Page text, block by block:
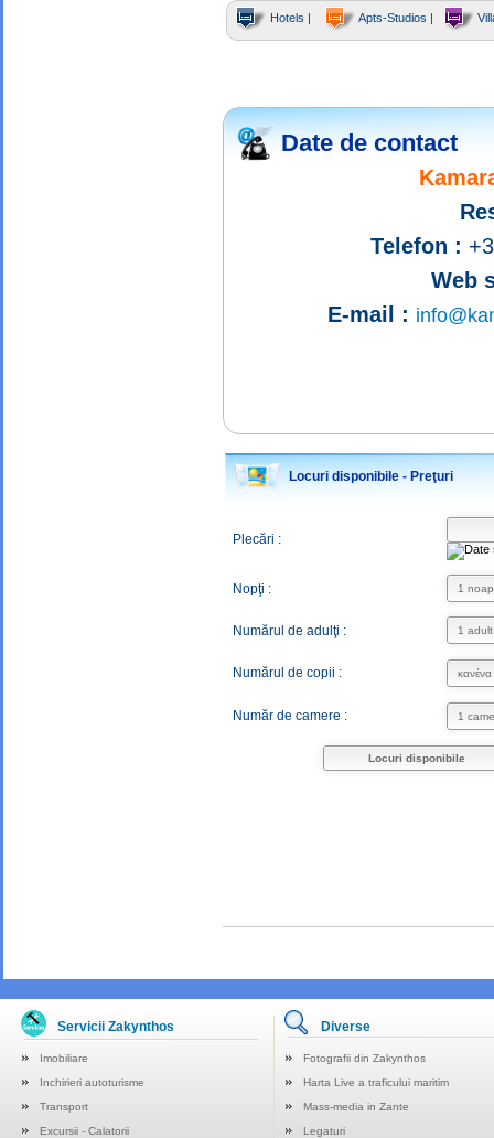
Hotels | Apts-Studios |
Date de contact
Telefon :
Web
E-mail :
Locuri disponibile - Preţuri
Plecări :
Nopţi :
Numărul de adulţi :
Numărul de copii :
Număr de camere :
Locuri disponibile
Servicii Zakynthos Diverse
Imobiliare
Fotografii din Zakynthos
Inchirieri autoturisme
Harta Live a traficului maritim
Transport
Mass-media in Zante
Excursii - Calatorii
Legaturi